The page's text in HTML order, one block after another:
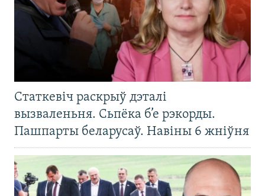
Статкевіч раскрыў дэталі
вызваленьня. Сьпёка б’е рэкорды.
Пашпарты беларусаў. Навіны 6 жніўня